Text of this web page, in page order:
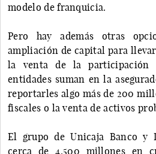
modelo de franquicia.
Pero hay además otras
ampliación de capital para
la venta de la participación
entidades suman en la
reportarles algo más de 200
fiscales o la venta de activos
El grupo de Unicaja Banco y
cerca de 4.500 millones en